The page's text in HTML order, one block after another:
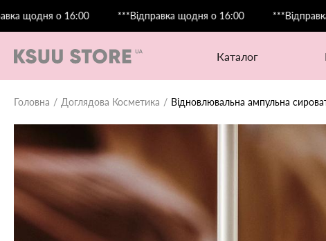
о 16:00 ***Відправка щодня о 16:00 ***Відправка
каталог
Головна Доглядова Косметика Відновлювальна ампульна